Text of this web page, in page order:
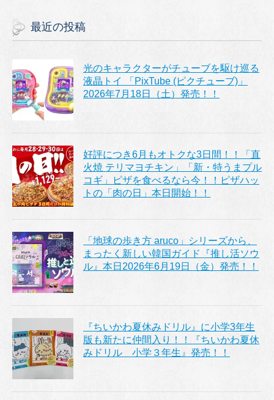
最近の投稿
光のキャラクターがチューブを駆け巡る
液晶トイ 「PixTube (ピクチューブ)」
2026年7月18日（土）発売！！
好評につき6月もオトクな3日間！！「直
火焼 テリマヨチキン」「新・特うまプル
コギ」ピザを食べるなら今！！ピザハッ
トの「肉の日」本日開始！！
「地球の歩き方 aruco」シリーズから、
まったく新しい韓国ガイド『推し活ソウ
ル』本日2026年6月19日（金）発売！！
『ちいかわ夏休みドリル』に小学3年生
版も新たに仲間入り！！『ちいかわ夏休
みドリル 小学３年生』発売！！